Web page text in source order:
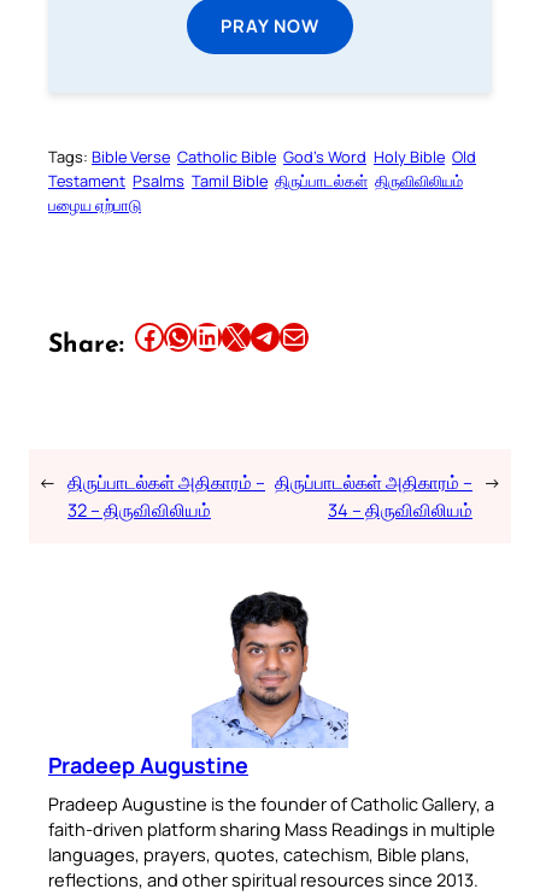
PRAY NOW
Tags: Bible Verse Catholic Bible God’s Word Holy Bible Old
Testament Psalms Tamil Bible திருப்பாடல்கள் திருவிவிலியம்
பழைய ஏற்பாடு
Share: Share this article on Facebook Share this article on WhatsApp Share this article on LinkedIn Share this article on X Share this article on TelegramEmail this Article
← திருப்பாடல்கள் அதிகாரம் –
32 – திருவிவிலியம்
திருப்பாடல்கள் அதிகாரம் –
34 – திருவிவிலியம்
→
Pradeep Augustine
Pradeep Augustine is the founder of Catholic Gallery, a
faith-driven platform sharing Mass Readings in multiple
languages, prayers, quotes, catechism, Bible plans,
reflections, and other spiritual resources since 2013.